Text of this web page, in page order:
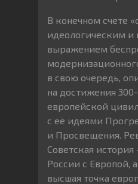
В конечном счете
идеологическим и
выражением
в свою очередь,
на достижения
европейской
с её идеями
и Просвещения.
Советская
России с Европой,
высшая точка